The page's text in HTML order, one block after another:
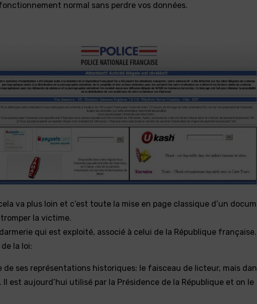
normal sans perdre vos données.
va plus loin et c’est toute la mise en page classique d’un docum
la victime.
qui est exploité, associé à celui de la République française.
la loi:
de ses représentations historiques: le faisceau de licteur, mais dan
Il est aujourd’hui utilisé par la Présidence de la République et on le